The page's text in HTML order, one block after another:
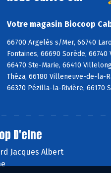
Votre magasin Biocoop
66700 Argelès s/Mer, 66740
Fontaines, 66690 Sorède,
66470 Ste-Marie, 66410
Théza, 66180 Villeneuve-de-la-
66370 Pézilla-la-Rivière, 66170
D'elne
Jacques Albert